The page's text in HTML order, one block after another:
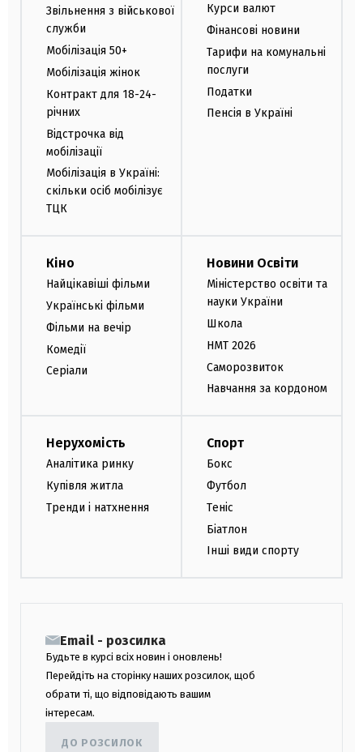
Звільнення з військової
служби
Мобілізація 50+
Мобілізація жінок
Контракт для 18-24-
річних
Відстрочка від
мобілізації
Мобілізація в Україні:
скільки осіб мобілізує
ТЦК
Курси валют
Фінансові новини
Тарифи на комунальні
послуги
Податки
Пенсія в Україні
Кіно
Найцікавіші фільми
Українські фільми
Фільми на вечір
Комедії
Серіали
Новини Освіти
Міністерство освіти та
науки України
Школа
НМТ 2026
Саморозвиток
Навчання за кордоном
Нерухомість
Аналітика ринку
Купівля житла
Тренди і натхнення
Спорт
Бокс
Футбол
Теніс
Біатлон
Інші види спорту
Email - розсилка
Будьте в курсі всіх новин і оновлень!
Перейдіть на сторінку наших розсилок, щоб
обрати ті, що відповідають вашим
інтересам.
ДО РОЗСИЛОК